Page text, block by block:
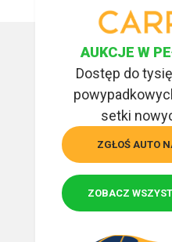
AUKCJE W
Dostęp do
setki
ZGŁOŚ AUTO
ZOBACZ